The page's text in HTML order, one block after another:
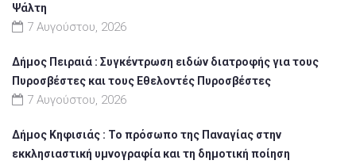
Ψάλτη
7 Αυγούστου, 2026
Δήμος Πειραιά : Συγκέντρωση ειδών διατροφής για τους
Πυροσβέστες και τους Εθελοντές Πυροσβέστες
7 Αυγούστου, 2026
Δήμος Κηφισιάς : Το πρόσωπο της Παναγίας στην
εκκλησιαστική υμνογραφία και τη δημοτική ποίηση